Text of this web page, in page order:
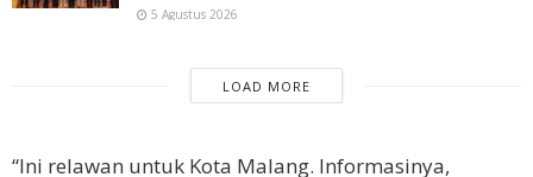
5 Agustus 2026
LOAD MORE
“Ini relawan untuk Kota Malang. Informasinya,